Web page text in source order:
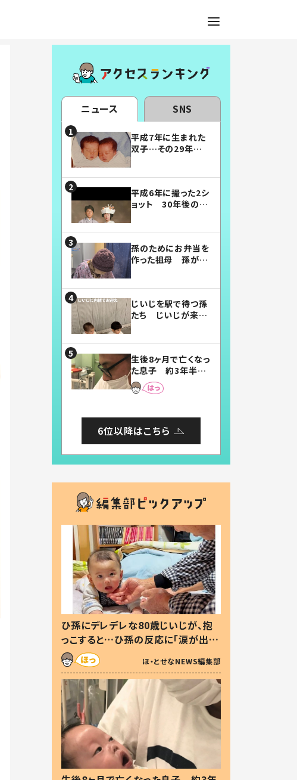
ニュース SNS
平成7年に生まれた
双子…その29年後
平成6年に撮った2シ
ョット 30年後の姿
孫のためにお弁当を
作った祖母 孫が絶
じいじを駅で待つ孫
たち じいじが来た
まらない」「幸せにな
れる」
生後8ヶ月で亡くなっ
た息子 約3年半
後、当時の妻の日記
に書いてあった本音
6位以降はこちら
ひ孫にデレデレな80歳じいじが、抱
っこすると…ひ孫の反応に「涙が出ま
した」「可愛くて仕方ない」
ほ・とせなNEWS編集部